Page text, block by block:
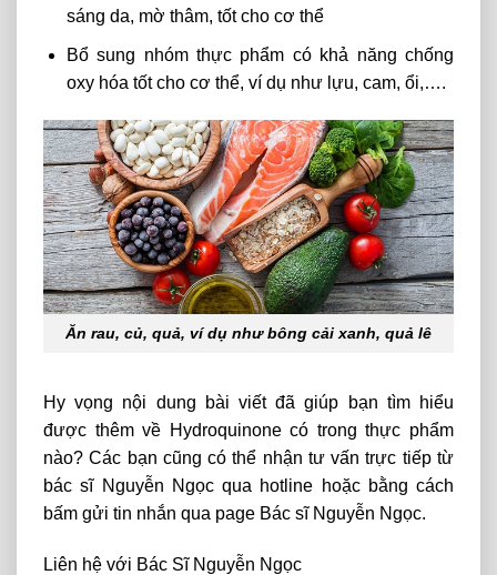
sáng da, mờ thâm, tốt cho cơ thể
Bổ sung nhóm thực phẩm có khả năng chống
oxy hóa tốt cho cơ thể, ví dụ như lựu, cam, ổi,….
Ăn rau, củ, quả, ví dụ như bông cải xanh, quả lê
Hy vọng nội dung bài viết đã giúp bạn tìm hiểu
được thêm về Hydroquinone có trong thực phẩm
nào? Các bạn cũng có thể nhận tư vấn trực tiếp từ
bác sĩ Nguyễn Ngọc qua hotline hoặc bằng cách
bấm gửi tin nhắn qua page Bác sĩ Nguyễn Ngọc.
Liên hệ với Bác Sĩ Nguyễn Ngọc